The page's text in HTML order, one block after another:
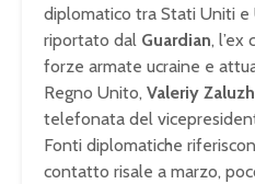
diplomatico tra Stati Uniti e
riportato dal Guardian, l’ex
forze armate ucraine e
Regno Unito, Valeriy
telefonata del
Fonti diplomatiche
contatto risale a marzo,